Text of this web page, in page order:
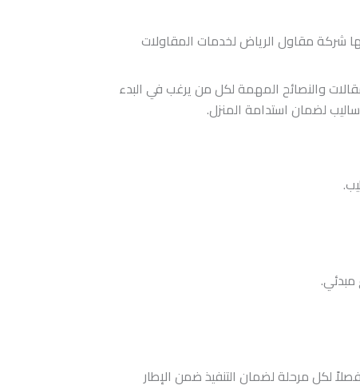
شركة مقاول الرياض لخدمات المقاولات
والنصائح المهمة لكل من يرغب في البدء
لضمان استدامة المنزل.
مبدئي.
لكل مرحلة لضمان التنفيذ ضمن الإطار